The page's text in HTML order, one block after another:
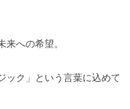
来への希望。
ック」という言葉に込めて